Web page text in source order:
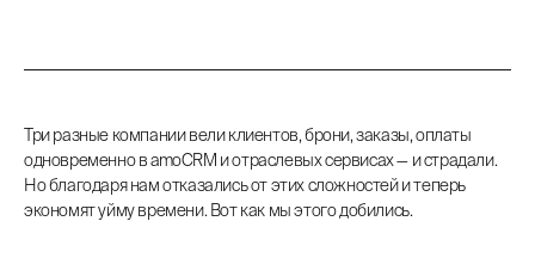
Три разные компании вели клиентов, брони, заказы, оплаты
одновременно в amoCRM и отраслевых сервисах — и страдали.
Но благодаря нам отказались от этих сложностей и теперь
экономят уйму времени. Вот как мы этого добились.